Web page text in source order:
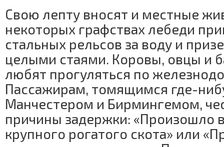
Свою лепту вносят и местные
некоторых графствах лебеди
стальных рельсов за воду и
целыми стаями. Коровы, овцы и
любят прогуляться по
Пассажирам, томящимся где-
Манчестером и Бирмингемом,
причины задержки: «Произошло
крупного рогатого скота» или